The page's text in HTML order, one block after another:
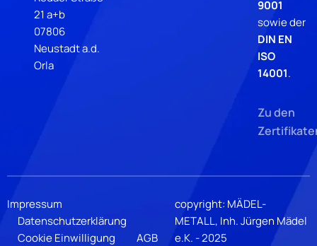
21 a+b
07806
Neustadt a.d.
Orla
9001
sowie der
DIN EN
ISO
14001.
Zu den
copyright: MÄDEL-
METALL, Inh. Jürgen Mädel
e.K. - 2025
Impressum
Datenschutzerklärung
Cookie Einwilligung
AGB